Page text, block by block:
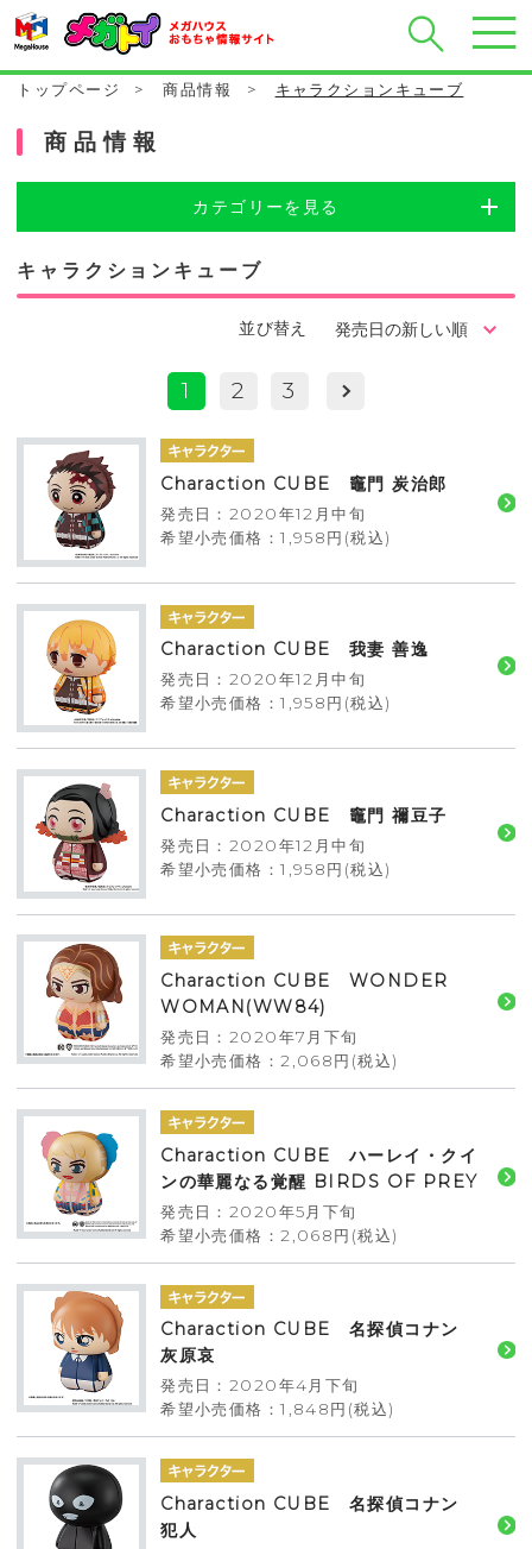
トップページ > 商品情報 > キャラクションキューブ
商品情報
カテゴリーを見る
キャラクションキューブ
並び替え
1 2 3
Charaction CUBE 竈門 炭治郎
発売日：2020年12月中旬
希望小売価格：1,958円(税込)
Charaction CUBE 我妻 善逸
発売日：2020年12月中旬
希望小売価格：1,958円(税込)
Charaction CUBE 竈門 禰豆子
発売日：2020年12月中旬
希望小売価格：1,958円(税込)
Charaction CUBE WONDER
WOMAN(WW84)
発売日：2020年7月下旬
希望小売価格：2,068円(税込)
Charaction CUBE ハーレイ・クイ
ンの華麗なる覚醒 BIRDS OF PREY
発売日：2020年5月下旬
希望小売価格：2,068円(税込)
Charaction CUBE 名探偵コナン
灰原哀
発売日：2020年4月下旬
希望小売価格：1,848円(税込)
Charaction CUBE 名探偵コナン
犯人